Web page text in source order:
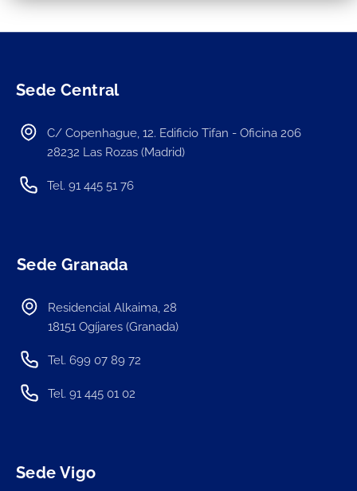
Sede Central
C/ Copenhague, 12. Edificio Tifan - Oficina 206
28232 Las Rozas (Madrid)
Tel. 91 445 51 76
Sede Granada
Residencial Alkaima, 28
18151 Ogíjares (Granada)
Tel. 699 07 89 72
Tel. 91 445 01 02
Sede Vigo